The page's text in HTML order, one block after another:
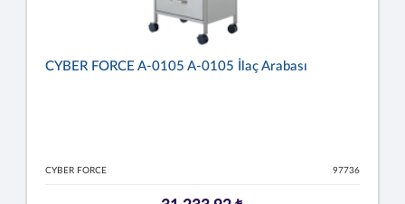
CYBER FORCE A-0105 A-0105 İlaç Arabası
CYBER FORCE 97736